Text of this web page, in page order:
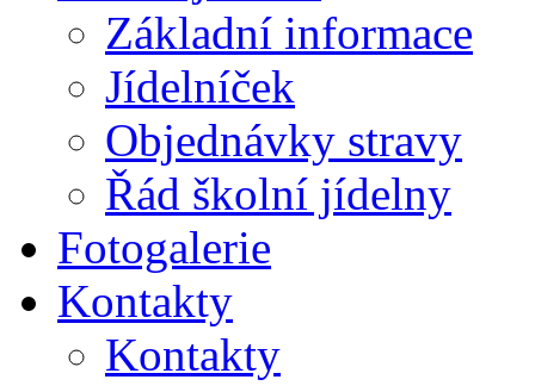
Základní informace
Jídelníček
Objednávky stravy
Řád školní jídelny
Fotogalerie
Kontakty
Kontakty